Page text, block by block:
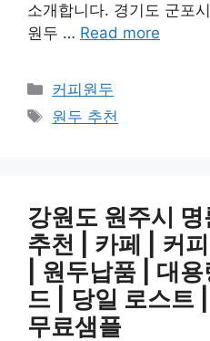
소개합니다. 경기도 군포
원두 … Read more
카
테
커피원두
태
원두 추천
강원도 원주시
추천 | 카페 | 커
| 원두납품 | 대
드 | 당일 로스트
무료샘플